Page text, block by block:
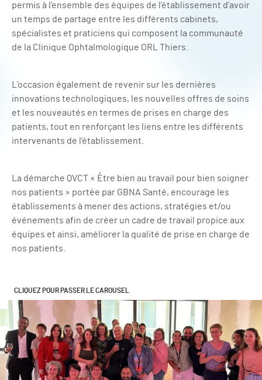
permis à l’ensemble des équipes de l’établissement d’avoir
un temps de partage entre les différents cabinets,
spécialistes et praticiens qui composent la communauté
de la Clinique Ophtalmologique ORL Thiers.
L’occasion également de revenir sur les dernières
innovations technologiques, les nouvelles offres de soins
et les nouveautés en termes de prises en charge des
patients, tout en renforçant les liens entre les différents
intervenants de l’établissement.
La démarche QVCT « Être bien au travail pour bien soigner
nos patients » portée par GBNA Santé, encourage les
établissements à mener des actions, stratégies et/ou
événements afin de créer un cadre de travail propice aux
équipes et ainsi, améliorer la qualité de prise en charge de
nos patients.
CLIQUEZ POUR PASSER LE CAROUSEL